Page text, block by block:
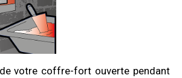
votre coffre-fort ouverte pendant